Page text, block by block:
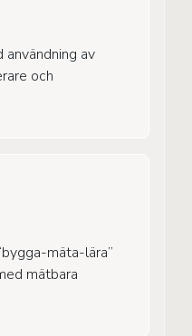
av
och
mäta-lära”
mätbara